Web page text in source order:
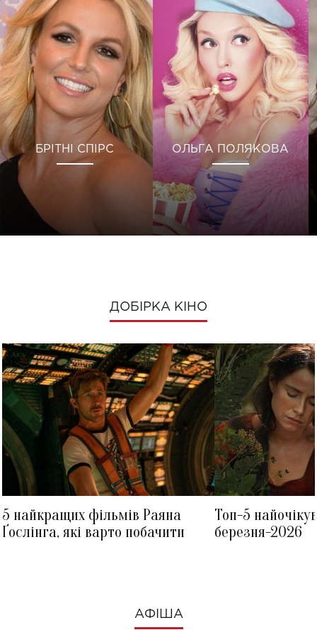
БРІТНІ СПІРС ОЛЬГА ПОЛЯКОВА
ДОБІРКА КІНО
5 найкращих фільмів Раяна
Ґослінга, які варто побачити
Топ-5
березня-2026
АФІША